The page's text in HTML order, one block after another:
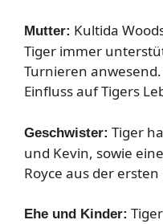
Mutter: Kultida
Tiger immer
Turnieren
Einfluss auf Tigers
Geschwister: Tiger
und Kevin, sowie
Royce aus der
Ehe und Kinder: